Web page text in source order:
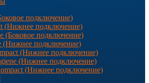
подключение)
(Нижнее подключение)
(Боковое подключение)
(Нижнее подключение)
(Нижнее подключение)
(Нижнее подключение)
(Нижнее подключение)